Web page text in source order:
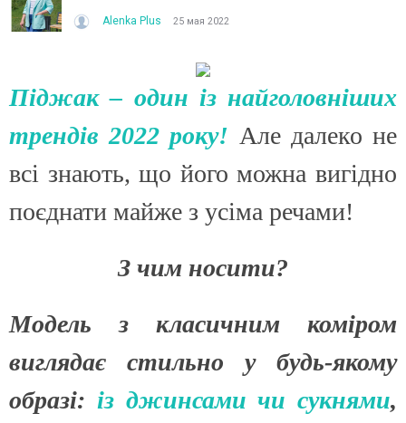
ЯКЕ ПОСТІЙНО ДИВУЄ: ЯК ОДЯГАТИСЯ,
до сюрпризів. Зранку світить сонце і
після обіду приходить сильний...
далі →
КУПАЛЬНИК ІЗ НАКИДКОЮ
Літо — це час, коли
жінок звертають увагу не
Читати далі →
Alenka Plus 25 мая 2022
Піджак – один із найголовніших
трендів 2022 року! Але далеко не
всі знають, що його можна вигідно
поєднати майже з усіма речами!
З чим носити?
Модель з класичним коміром
виглядає стильно у будь-якому
образі: із джинсами чи сукнями,